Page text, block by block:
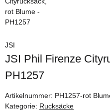
JSI
JSI Phil Firenze
PH1257
Artikelnummer: PH1257-rot
Kategorie: Rucksäcke